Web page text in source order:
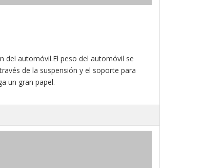
del automóvil.El peso del automóvil se
de la suspensión y el soporte para
un gran papel.